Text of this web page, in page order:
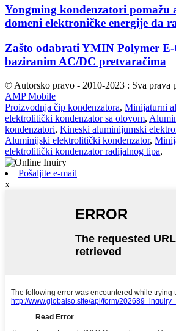
Yongming kondenzatori pomažu
domeni elektroničke energije da
Zašto odabrati YMIN Polymer
baziranim AC/DC pretvaračima
© Autorsko pravo - 2010-2023 : Sva prava
AMP Mobile
Proizvodnja čip kondenzatora, Minijaturni
elektrolitički kondenzator sa olovom,
kondenzatori, Kineski aluminijumski
Aluminijski elektrolitički kondenzator,
elektrolitički kondenzator radijalnog tipa,
Pošaljite e-mail
x